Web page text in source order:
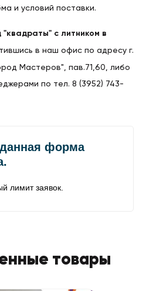
и условий поставки.
с литником в
в наш офис по адресу г.
Мастеров", пав.71,60, либо
по тел. 8 (3952) 743-
товары